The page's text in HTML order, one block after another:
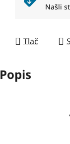
Našli
Tlač
Popis